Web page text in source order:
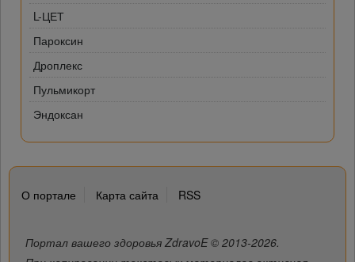
L-ЦЕТ
Пароксин
Дроплекс
Пульмикорт
Эндоксан
О портале Карта сайта RSS
Портал вашего здоровья ZdravoE © 2013-2026.